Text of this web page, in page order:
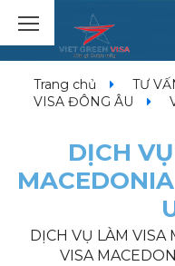
Trang chủ
TƯ
VISA ĐÔNG ÂU
DỊCH
DỊCH VỤ LÀM VISA
VISA